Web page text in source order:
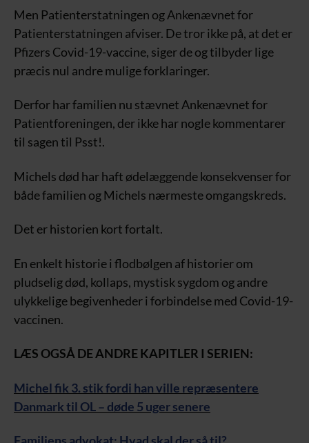
Men Patienterstatningen og Ankenævnet for
Patienterstatningen afviser. De tror ikke på, at det er
Pfizers Covid-19-vaccine, siger de og tilbyder lige
præcis nul andre mulige forklaringer.
Derfor har familien nu stævnet Ankenævnet for
Patientforeningen, der ikke har nogle kommentarer
til sagen til Psst!.
Michels død har haft ødelæggende konsekvenser for
både familien og Michels nærmeste omgangskreds.
Det er historien kort fortalt.
En enkelt historie i flodbølgen af historier om
pludselig død, kollaps, mystisk sygdom og andre
ulykkelige begivenheder i forbindelse med Covid-19-
vaccinen.
LÆS OGSÅ DE ANDRE KAPITLER I SERIEN:
Michel fik 3. stik fordi han ville repræsentere
Danmark til OL – døde 5 uger senere